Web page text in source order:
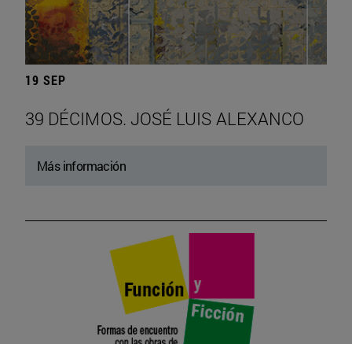
19 SEP
39 DÉCIMOS. JOSÉ LUIS ALEXANCO
Más información